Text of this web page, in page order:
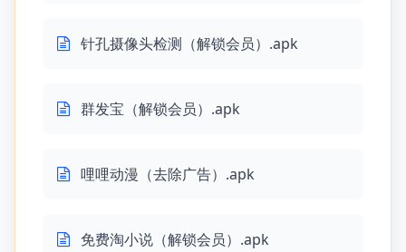
针孔摄像头检测（解锁会员）.apk
群发宝（解锁会员）.apk
哩哩动漫（去除广告）.apk
免费淘小说（解锁会员）.apk